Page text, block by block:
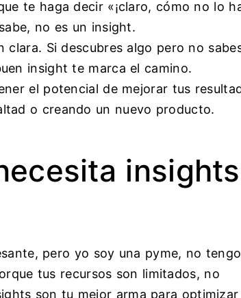
te haga decir «¡claro, cómo no lo
no es un insight.
clara. Si descubres algo pero no
insight te marca el camino.
el potencial de mejorar tus
o creando un nuevo producto.
insights
pero yo soy una pyme, no tengo
tus recursos son limitados, no
son tu mejor arma para optimizar